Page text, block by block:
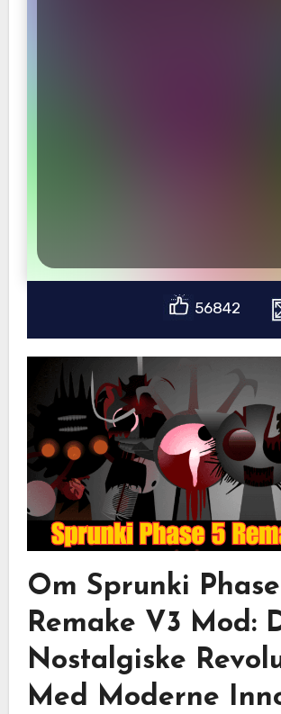
56842
Om Sprunki
Remake V3 Mod:
Nostalgiske
Med Moderne